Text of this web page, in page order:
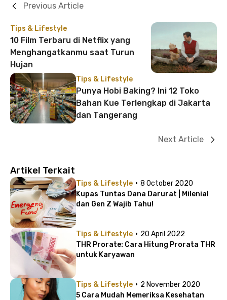
Tips & Lifestyle
10 Film Terbaru di Netflix yang
Menghangatkanmu saat Turun
Hujan
Previous Article
Tips & Lifestyle
Punya Hobi Baking? Ini 12 Toko
Bahan Kue Terlengkap di Jakarta
dan Tangerang
Next Article
Artikel Terkait
Tips & Lifestyle · 8 October 2020
Kupas Tuntas Dana Darurat | Milenial
dan Gen Z Wajib Tahu!
Tips & Lifestyle · 20 April 2022
THR Prorate: Cara Hitung Prorata THR
untuk Karyawan
Tips & Lifestyle · 2 November 2020
5 Cara Mudah Memeriksa Kesehatan